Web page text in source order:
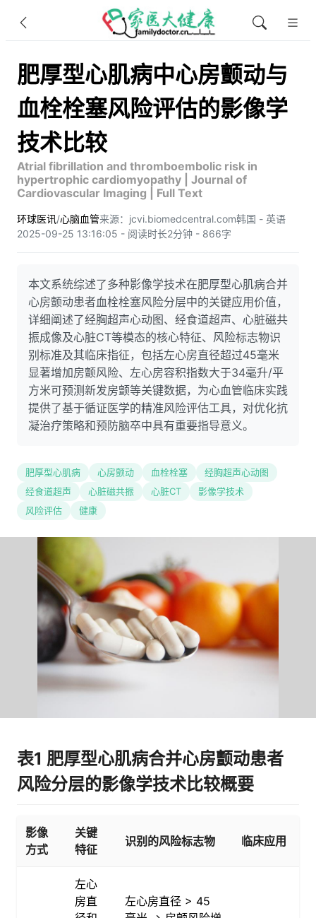
肥厚型心肌病中心房颤动与
血栓栓塞风险评估的影像学
技术比较
Atrial fibrillation and thromboembolic risk in
hypertrophic cardiomyopathy | Journal of
Cardiovascular Imaging | Full Text
环球医讯/心脑血管来源：jcvi.biomedcentral.com韩国 - 英语
2025-09-25 13:16:05 - 阅读时长2分钟 - 866字
本文系统综述了多种影像学技术在肥厚型心肌病合并
心房颤动患者血栓栓塞风险分层中的关键应用价值，
详细阐述了经胸超声心动图、经食道超声、心脏磁共
振成像及心脏CT等模态的核心特征、风险标志物识
别标准及其临床指征，包括左心房直径超过45毫米
显著增加房颤风险、左心房容积指数大于34毫升/平
方米可预测新发房颤等关键数据，为心血管临床实践
提供了基于循证医学的精准风险评估工具，对优化抗
凝治疗策略和预防脑卒中具有重要指导意义。
肥厚型心肌病 心房颤动 血栓栓塞
经胸超声心动图
经食道超声
心脏磁共振 心脏CT
影像学技术
风险评估
健康
表1 肥厚型心肌病合并心房颤动患者
风险分层的影像学技术比较概要
影像
方式
关键
特征
识别的风险标志物 临床应用
左心
房直
左心房直径 > 45